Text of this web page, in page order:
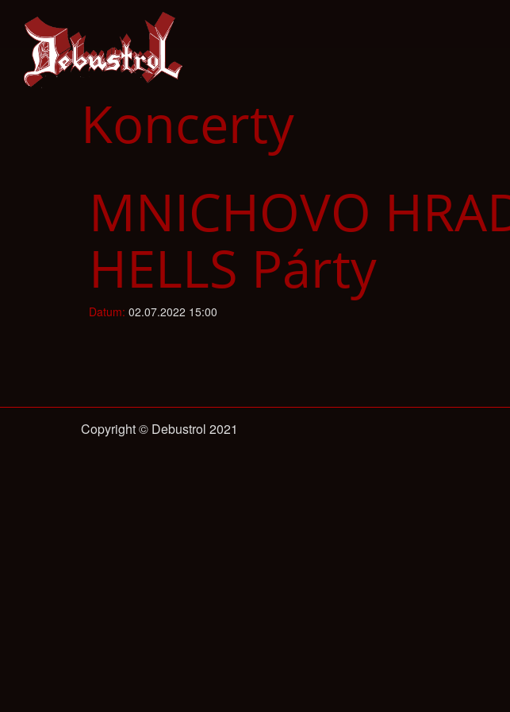
Koncerty
MNICHOVO
HELLS Párty
Datum: 02.07.2022 15:00
Copyright © Debustrol 2021